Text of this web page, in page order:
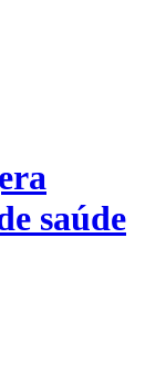
saúde